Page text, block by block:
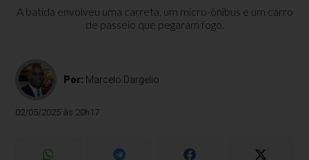
A batida envolveu uma carreta, um micro-ônibus e um carro
de passeio que pegaram fogo.
Por: Marcelo Dargelio
02/05/2025 às 20h17